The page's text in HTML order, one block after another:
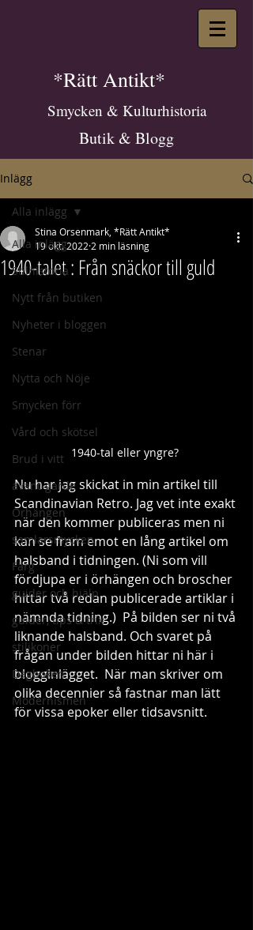
*Rätt Antikt*
Smycken & Kulturhistoria
Butik & Blogg
Inlägg
Alla inlägg
Stilhistoria
Nytt från butiken
Nyheter i bloggen
Stenar
Nytta och Nöje
Smycken förr
Vård och skötsel
Brud i vitt
avant-garde
Örhängen
samlarsmycken
Färg
guider och hjälp
guider, tips & trix
stilikoner
Dagboken
Modernismen
Alla inlägg
1940-talet : Från snäckor till guld
Stina Orsenmark, *Rätt Antikt*
19 okt. 2022 2 min läsning
1940-tal eller yngre?
Nu har jag skickat in min artikel till
Scandinavian Retro. Jag vet inte exakt
när den kommer publiceras men ni
kan se fram emot en lång artikel om
halsband i tidningen. (Ni som vill
fördjupa er i örhängen och broscher
hittar två redan publicerade artiklar i
nämnda tidning.)  På bilden ser ni två
liknande halsband. Och svaret på
frågan under bilden hittar ni här i
blogginlägget.  När man skriver om
olika decennier så fastnar man lätt
för vissa epoker eller tidsavsnitt.